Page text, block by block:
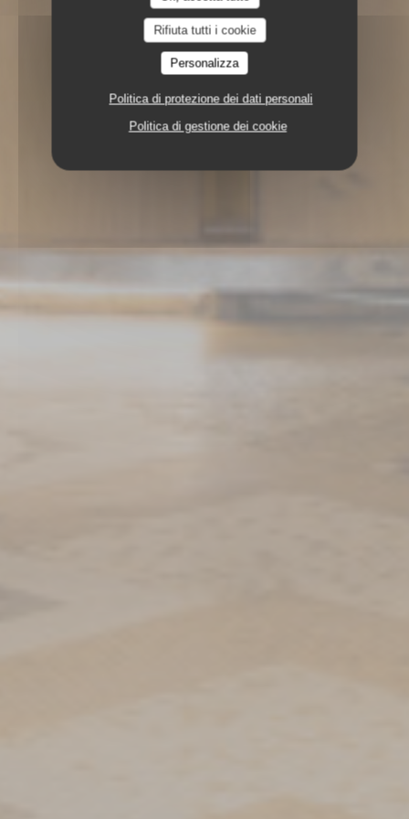
Rifiuta tutti i cookie
Personalizza
Politica di protezione dei dati personali
Politica di gestione dei cookie